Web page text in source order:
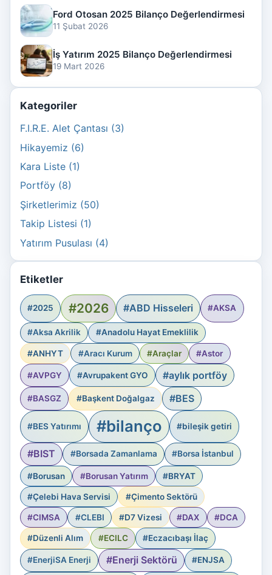
Ford Otosan 2025 Bilanço Değerlendirmesi
11 Şubat 2026
İş Yatırım 2025 Bilanço Değerlendirmesi
19 Mart 2026
Kategoriler
F.I.R.E. Alet Çantası (3)
Hikayemiz (6)
Kara Liste (1)
Portföy (8)
Şirketlerimiz (50)
Takip Listesi (1)
Yatırım Pusulası (4)
Etiketler
#2025 #2026 #ABD Hisseleri #AKSA
#Aksa Akrilik #Anadolu Hayat Emeklilik
#ANHYT #Aracı Kurum #Araçlar #Astor
#AVPGY #Avrupakent GYO #aylık portföy
#BASGZ #Başkent Doğalgaz #BES
#BES Yatırımı #bilanço #bileşik getiri
#BIST #Borsada Zamanlama #Borsa İstanbul
#Borusan #Borusan Yatırım #BRYAT
#Çelebi Hava Servisi #Çimento Sektörü
#CIMSA #CLEBI #D7 Vizesi #DAX #DCA
#Düzenli Alım #ECILC #Eczacıbaşı İlaç
#EnerjiSA Enerji #Enerji Sektörü #ENJSA